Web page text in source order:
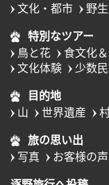
文化・都市
野
特別なツアー
鳥と花
食文化
文化体験
少数
目的地
山
世界遺産
旅の思い出
写真
お客様の声